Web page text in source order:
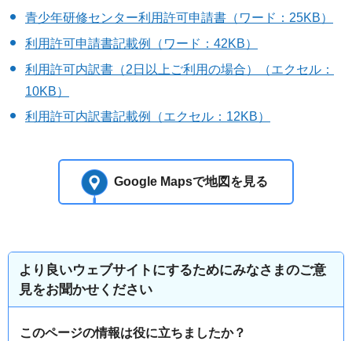
青少年研修センター利用許可申請書（ワード：25KB）
利用許可申請書記載例（ワード：42KB）
利用許可内訳書（2日以上ご利用の場合）（エクセル：
10KB）
利用許可内訳書記載例（エクセル：12KB）
Google Mapsで地図を見る
より良いウェブサイトにするためにみなさまのご意
見をお聞かせください
このページの情報は役に立ちましたか？